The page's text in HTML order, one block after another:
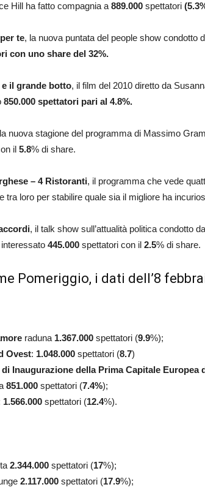
Hill ha fatto compagnia a 889.000 spettatori
te, la nuova puntata del people show condotto
con uno share del 32%.
e il grande botto, il film del 2010 diretto da
850.000 spettatori pari al 4.8%.
nuova stagione del programma di Massimo
il 5.8% di share.
– 4 Ristoranti, il programma che vede
tra loro per stabilire quale sia il migliore ha
, il talk show sull’attualità politica condotto
445.000 spettatori con il 2.5% di share.
Pomeriggio, i dati dell’8
raduna 1.367.000 spettatori (9.9%);
Ovest: 1.048.000 spettatori (8.7)
Inaugurazione della Prima Capitale Europea
851.000 spettatori (7.4%);
1.566.000 spettatori (12.4%).
2.344.000 spettatori (17%);
2.117.000 spettatori (17.9%);